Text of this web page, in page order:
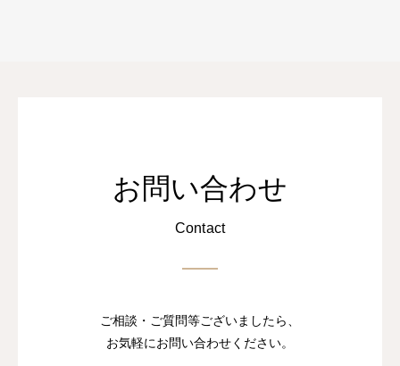
お問い合わせ
Contact
ご相談・ご質問等ございましたら、
お気軽にお問い合わせください。